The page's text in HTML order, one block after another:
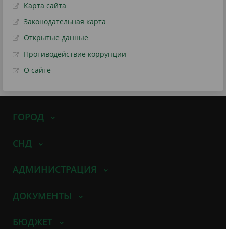
Карта сайта
Законодательная карта
Открытые данные
Противодействие коррупции
О сайте
ГОРОД
СНД
АДМИНИСТРАЦИЯ
ДОКУМЕНТЫ
БЮДЖЕТ